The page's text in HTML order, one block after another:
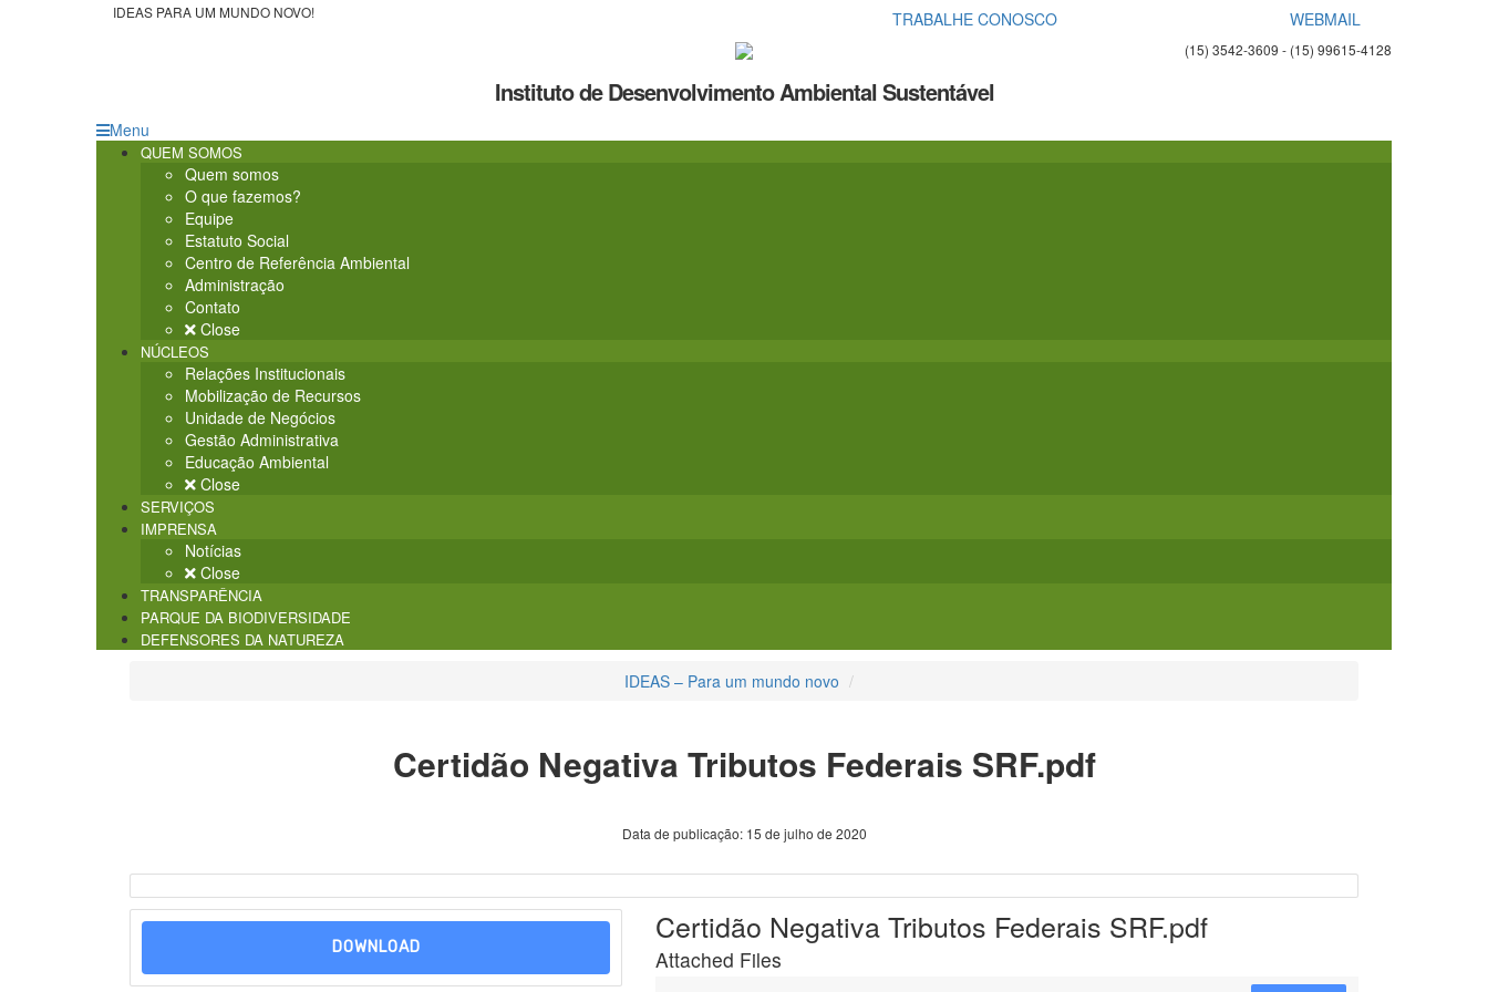
IDEAS PARA UM MUNDO NOVO! TRABALHE CONOSCO WEBMAIL
(15) 3542-3609 - (15) 99615-4128
Instituto de Desenvolvimento Ambiental Sustentável
Menu
QUEM SOMOS
Quem somos
O que fazemos?
Equipe
Estatuto Social
Centro de Referência Ambiental
Administração
Contato
Close
NÚCLEOS
Relações Institucionais
Mobilização de Recursos
Unidade de Negócios
Gestão Administrativa
Educação Ambiental
Close
SERVIÇOS
IMPRENSA
Notícias
Close
TRANSPARÊNCIA
PARQUE DA BIODIVERSIDADE
DEFENSORES DA NATUREZA
IDEAS – Para um mundo novo
Certidão Negativa Tributos Federais SRF.pdf
Data de publicação: 15 de julho de 2020
DOWNLOAD
Certidão Negativa Tributos Federais SRF.pdf
Attached Files